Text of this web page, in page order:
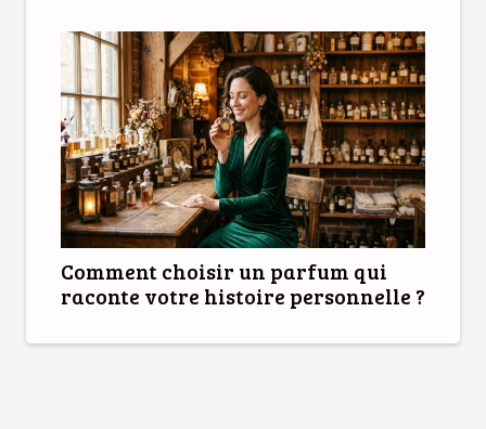
Comment choisir un parfum qui
raconte votre histoire personnelle ?